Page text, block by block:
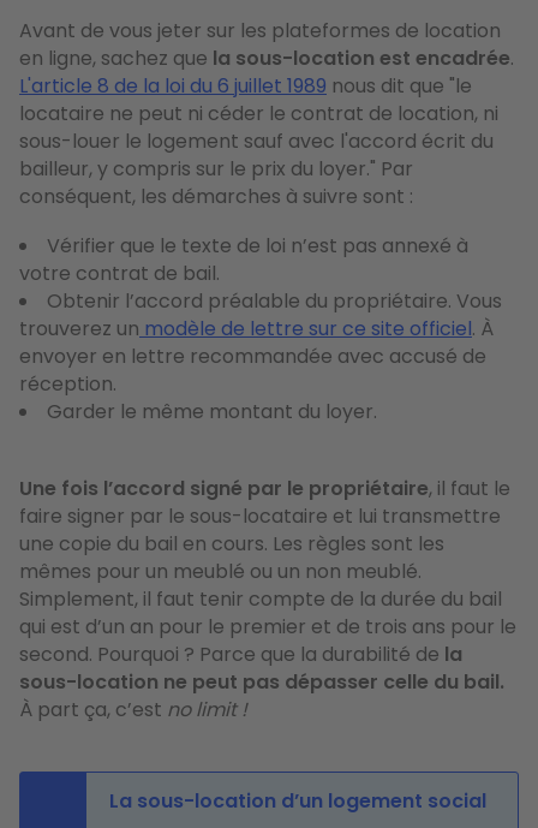
Avant de vous jeter sur les plateformes de location
en ligne, sachez que la sous-location est encadrée.
L'article 8 de la loi du 6 juillet 1989 nous dit que "le
locataire ne peut ni céder le contrat de location, ni
sous-louer le logement sauf avec l'accord écrit du
bailleur, y compris sur le prix du loyer." Par
conséquent, les démarches à suivre sont :
Vérifier que le texte de loi n’est pas annexé à
votre contrat de bail.
Obtenir l’accord préalable du propriétaire. Vous
trouverez un modèle de lettre sur ce site officiel. À
envoyer en lettre recommandée avec accusé de
réception.
Garder le même montant du loyer.
Une fois l’accord signé par le propriétaire, il faut le
faire signer par le sous-locataire et lui transmettre
une copie du bail en cours. Les règles sont les
mêmes pour un meublé ou un non meublé.
Simplement, il faut tenir compte de la durée du bail
qui est d’un an pour le premier et de trois ans pour le
second. Pourquoi ? Parce que la durabilité de la
sous-location ne peut pas dépasser celle du bail.
À part ça, c’est no limit !
La sous-location d’un logement social